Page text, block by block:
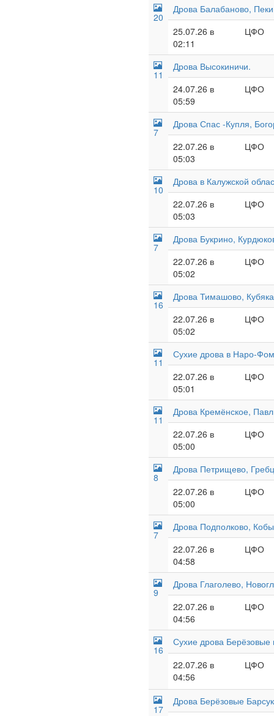
20
Дрова Балабаново,
25.07.26 в
02:11
ЦФО
11
Дрова Высокиничи.
24.07.26 в
05:59
ЦФО
7
Дрова Спас -Купля,
22.07.26 в
05:03
ЦФО
10
Дрова в Калужской
22.07.26 в
05:03
ЦФО
7
Дрова Букрино,
22.07.26 в
05:02
ЦФО
16
Дрова Тимашово,
22.07.26 в
05:02
ЦФО
11
Сухие дрова в Наро-
22.07.26 в
05:01
ЦФО
11
Дрова Кремёнское,
22.07.26 в
05:00
ЦФО
8
Дрова Петрищево,
22.07.26 в
05:00
ЦФО
7
Дрова Подполково,
22.07.26 в
04:58
ЦФО
9
Дрова Глаголево,
22.07.26 в
04:56
ЦФО
16
Сухие дрова Берёзовые
22.07.26 в
04:56
ЦФО
17
Дрова Берёзовые